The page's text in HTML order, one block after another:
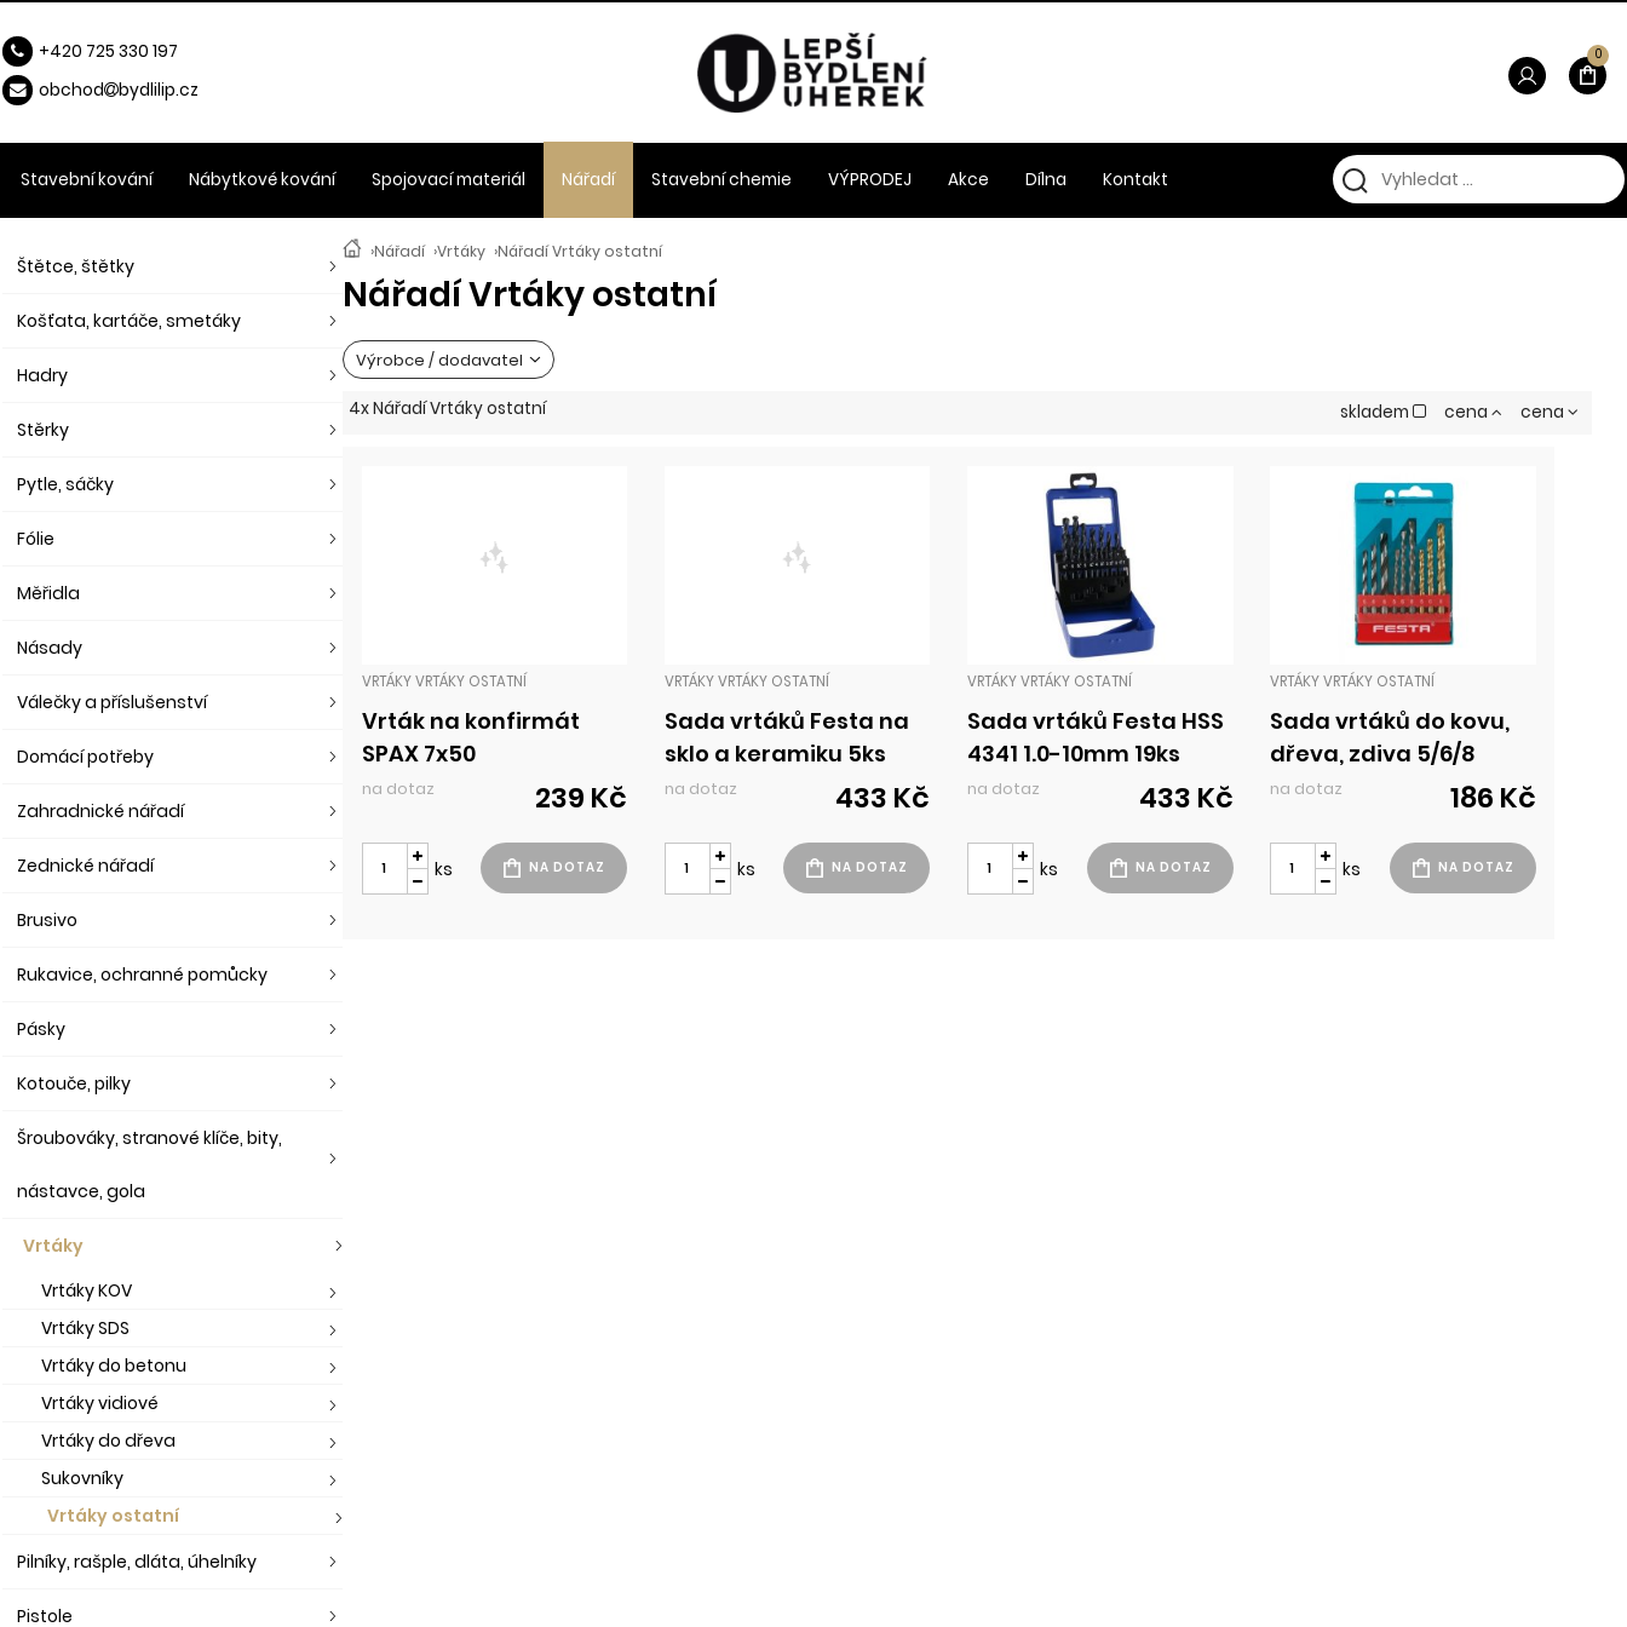
›Nářadí ›Vrtáky ›Nářadí Vrtáky ostatní
Nářadí Vrtáky ostatní
Výrobce / dodavatel
skladem cena cena
4x Nářadí Vrtáky ostatní
VRTÁKY VRTÁKY OSTATNÍ
Vrták na konfirmát
SPAX 7x50
na dotaz 239 Kč
ks
VRTÁKY VRTÁKY OSTATNÍ
Sada vrtáků Festa na
sklo a keramiku 5ks
na dotaz 433 Kč
ks
VRTÁKY VRTÁKY OSTATNÍ
Sada vrtáků Festa HSS
4341 1.0-10mm 19ks
na dotaz 433 Kč
ks
VRTÁKY VRTÁKY OSTATNÍ
Sada vrtáků do kovu,
dřeva, zdiva 5/6/8
Festa
na dotaz 186 Kč
ks
Štětce, štětky
Košťata, kartáče, smetáky
Hadry
Stěrky
Pytle, sáčky
Fólie
Měřidla
Násady
Válečky a příslušenství
Domácí potřeby
Zahradnické nářadí
Zednické nářadí
Brusivo
Rukavice, ochranné pomůcky
Pásky
Kotouče, pilky
Šroubováky, stranové klíče, bity,
nástavce, gola
Vrtáky
Vrtáky KOV
Vrtáky SDS
Vrtáky do betonu
Vrtáky vidiové
Vrtáky do dřeva
Sukovníky
Vrtáky ostatní
Pilníky, rašple, dláta, úhelníky
Pistole
Stavební kování Nábytkové kování Spojovací materiál Nářadí Stavební chemie VÝPRODEJ Akce Dílna Kontakt
0
+420 725 330 197
obchod
bydlilip.cz